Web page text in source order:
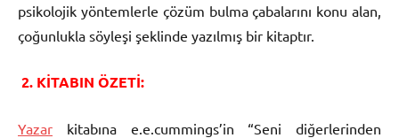
psikolojik yöntemlerle çözüm bulma çabalarını konu alan,
çoğunlukla söyleşi şeklinde yazılmış bir kitaptır.
2. KİTABIN ÖZETİ:
Yazar kitabına e.e.cummings’in “Seni diğerlerinden